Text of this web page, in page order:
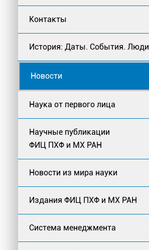
Контакты
История: Даты. События. Люди
Новости
Наука от первого лица
Научные публикации
ФИЦ ПХФ и МХ РАН
Новости из мира науки
Издания ФИЦ ПХФ и МХ РАН
Система менеджмента